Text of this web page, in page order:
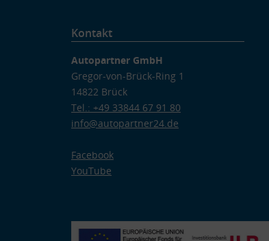
Kontakt
Autopartner GmbH
Gregor-von-Brück-Ring 1
14822 Brück
Tel.: +49 33844 67 91 80
info@autopartner24.de
Facebook
YouTube